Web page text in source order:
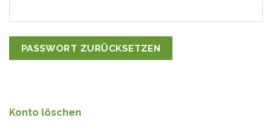
PASSWORT ZURÜCKSETZEN
Konto löschen